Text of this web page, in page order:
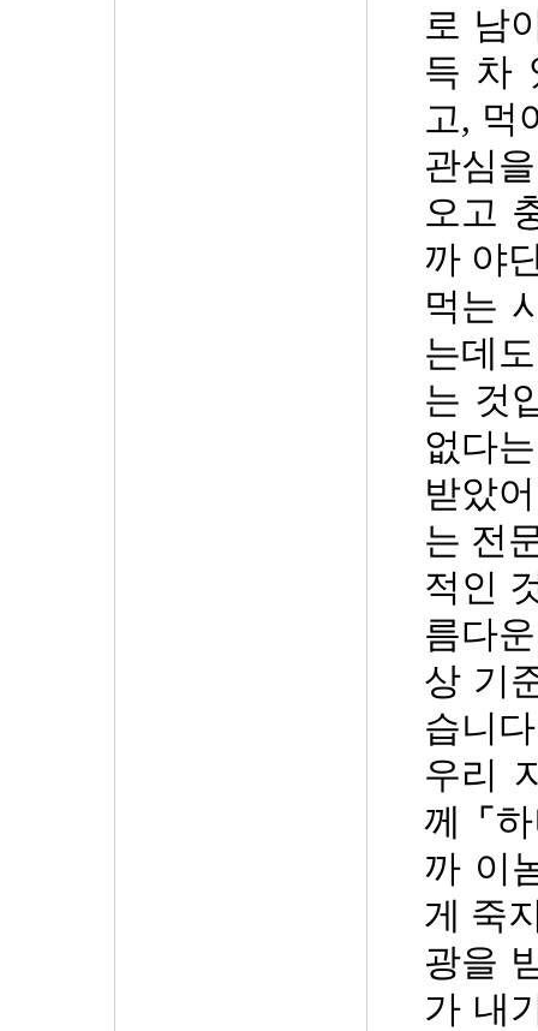
로 남
득 차
고, 먹
관심
오고
까 야
먹는
는데
는 것
없다
받았
는 전
적인
름다
상 기
습니다
우리
께 ⌜
까 이
게 죽
광을
가 내